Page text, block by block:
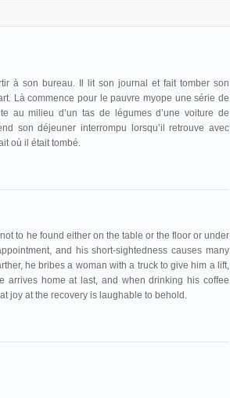
à son bureau. Il lit son journal et fait tomber son
Là commence pour le pauvre myope une série de
au milieu d’un tas de légumes d’une voiture de
son déjeuner interrompu lorsqu’il retrouve avec
où il était tombé.
to he found either on the table or the floor or under
and his short-sightedness causes many
he bribes a woman with a truck to give him a lift,
arrives home at last, and when drinking his coffee
joy at the recovery is laughable to behold.